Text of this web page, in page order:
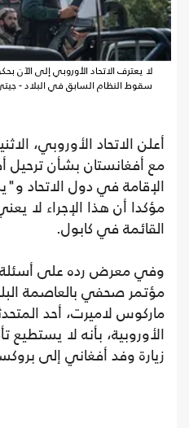
لا يعترف الاتحاد الأوروبي إلى الآن
سقوط النظام السابق في البلاد -
أعلن الاتحاد الأوروبي،
مع أفغانستان بشأن ترحيل
الإقامة في دول الاتحاد
مؤكدا أن هذا الإجراء لا
القائمة في كابول.
وفي معرض رده على
مؤتمر صحفي بالعاصمة
ماركوس لاميرت، أحد
الأوروبية، بأنه لا يستطيع
زيارة وفد أفغاني إلى